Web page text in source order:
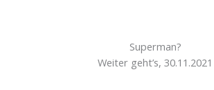
Superman?
Weiter geht’s, 30.11.2021